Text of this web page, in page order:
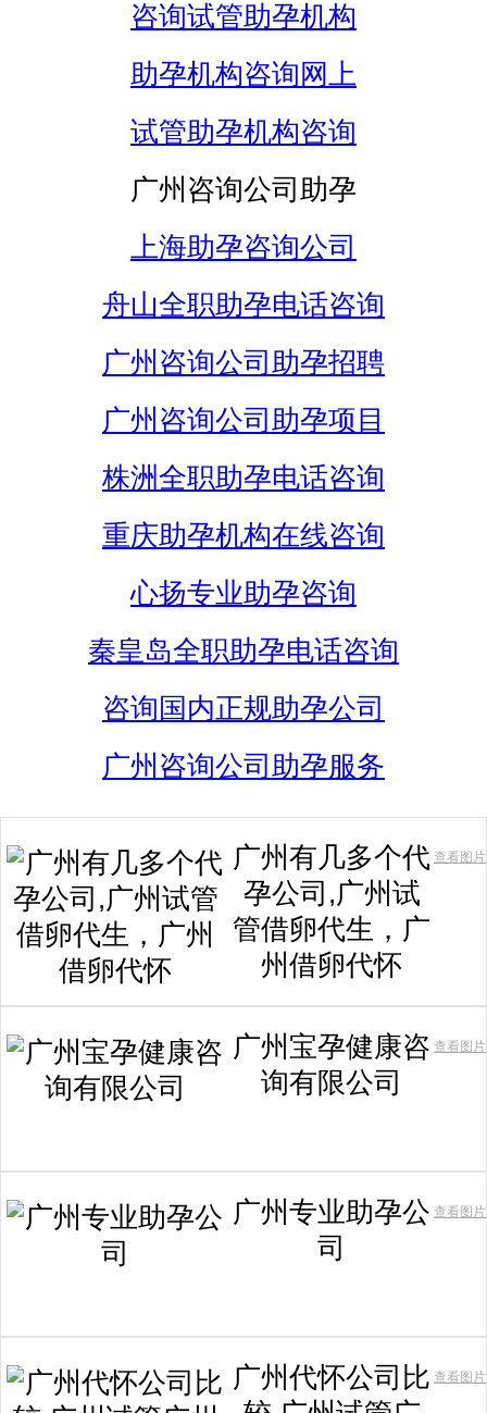
咨询试管助孕机构
助孕机构咨询网上
试管助孕机构咨询
广州咨询公司助孕
上海助孕咨询公司
舟山全职助孕电话咨询
广州咨询公司助孕招聘
广州咨询公司助孕项目
株洲全职助孕电话咨询
重庆助孕机构在线咨询
心扬专业助孕咨询
秦皇岛全职助孕电话咨询
咨询国内正规助孕公司
广州咨询公司助孕服务
广州有几多个代
孕公司,广州试
管借卵代生，广
州借卵代怀
查看图片
广州宝孕健康咨
询有限公司
查看图片
广州专业助孕公
司
查看图片
广州代怀公司比 查看图片